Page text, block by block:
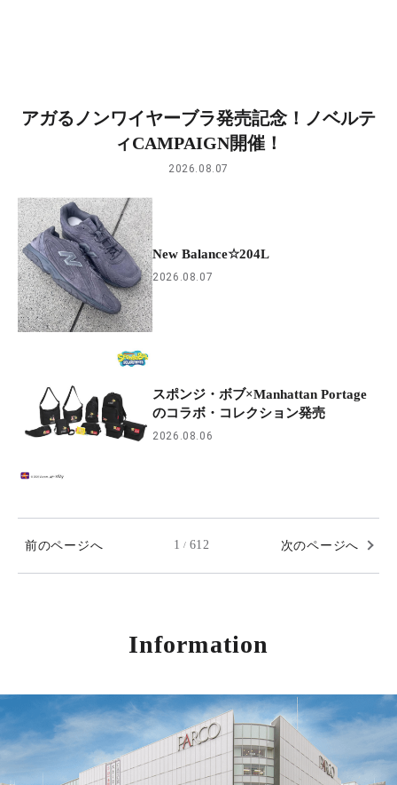
アガるノンワイヤーブラ発売記念！ノベルテ
ィCAMPAIGN開催！
2026.08.07
New Balance☆204L
2026.08.07
スポンジ・ボブ×Manhattan Portage
のコラボ・コレクション発売
2026.08.06
前のページへ 1 / 612 次のページへ
Information